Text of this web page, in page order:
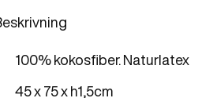
100% kokosfiber. Naturlatex
45 x 75 x h1,5cm